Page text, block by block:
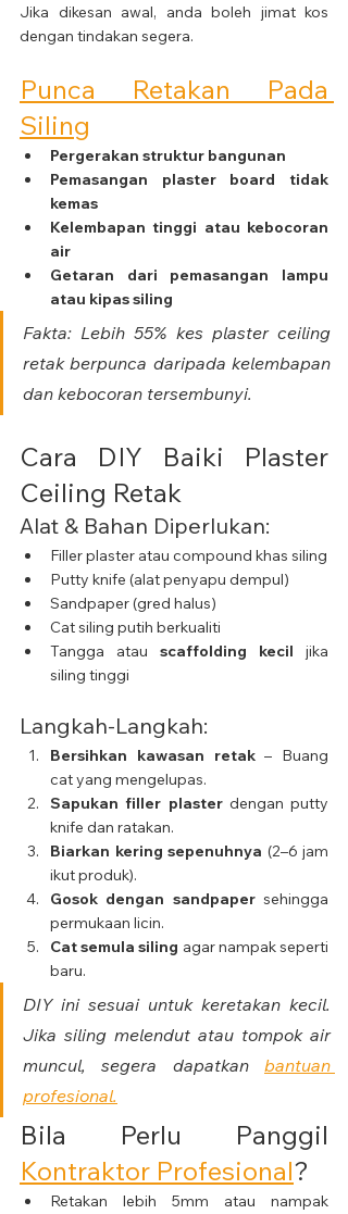
Jika dikesan awal, anda boleh jimat kos
dengan tindakan segera.
Punca Retakan Pada
Siling
Pergerakan struktur bangunan
Pemasangan plaster board tidak
kemas
Kelembapan tinggi atau kebocoran
air
Getaran dari pemasangan lampu
atau kipas siling
Fakta: Lebih 55% kes plaster ceiling
retak berpunca daripada kelembapan
dan kebocoran tersembunyi.
Cara DIY Baiki Plaster
Ceiling Retak
Alat & Bahan Diperlukan:
Filler plaster atau compound khas siling
Putty knife (alat penyapu dempul)
Sandpaper (gred halus)
Cat siling putih berkualiti
Tangga atau scaffolding kecil jika
siling tinggi
Langkah-Langkah:
Bersihkan kawasan retak – Buang
cat yang mengelupas.
Sapukan filler plaster dengan putty
knife dan ratakan.
Biarkan kering sepenuhnya (2–6 jam
ikut produk).
Gosok dengan sandpaper sehingga
permukaan licin.
Cat semula siling agar nampak seperti
baru.
DIY ini sesuai untuk keretakan kecil.
Jika siling melendut atau tompok air
muncul, segera dapatkan bantuan
profesional.
Kontraktor Profesional?
Retakan lebih 5mm atau nampak